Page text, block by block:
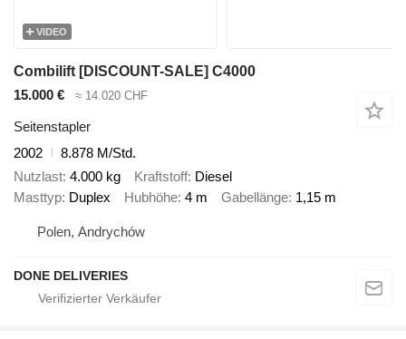
VIDEO
Combilift [DISCOUNT-SALE] C4000
15.000 €
≈ 14.020 CHF
Seitenstapler
2002
8.878 M/Std.
Nutzlast 4.000 kg Kraftstoff Diesel
Masttyp Duplex Hubhöhe 4 m Gabellänge 1,15 m
Polen, Andrychów
DONE DELIVERIES